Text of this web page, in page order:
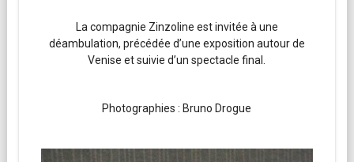
La compagnie Zinzoline est invitée à une
déambulation, précédée d’une exposition autour de
Venise et suivie d’un spectacle final.
Photographies : Bruno Drogue